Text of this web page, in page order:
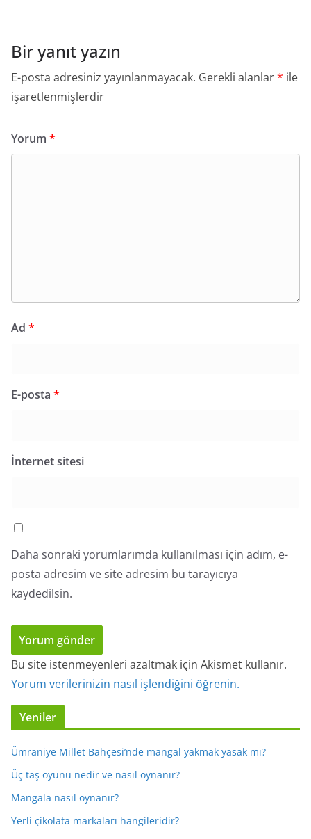
Bir yanıt yazın
E-posta adresiniz yayınlanmayacak. Gerekli alanlar* ile
işaretlenmişlerdir
Yorum *
Ad *
E-posta *
İnternet sitesi
Daha sonraki yorumlarımda kullanılması için adım, e-
posta adresim ve site adresim bu tarayıcıya
kaydedilsin.
Bu site istenmeyenleri azaltmak için Akismet kullanır.
Yorum verilerinizin nasıl işlendiğini öğrenin.
Yeniler
Ümraniye Millet Bahçesi’nde mangal yakmak yasak mı?
Üç taş oyunu nedir ve nasıl oynanır?
Mangala nasıl oynanır?
Yerli çikolata markaları hangileridir?